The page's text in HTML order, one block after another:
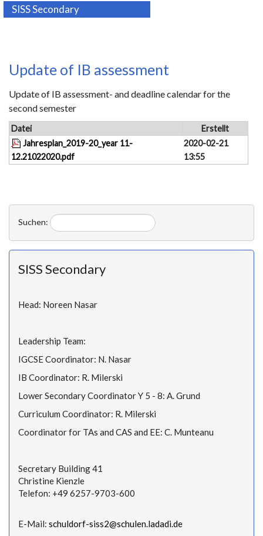
SISS Secondary
Update of IB assessment
Update of IB assessment- and deadline calendar for the
second semester
Datei
Erstellt
Jahresplan_2019-20_year 11-
12.21022020.pdf
2020-02-21
13:55
Suchen:
SISS Secondary
Head: Noreen Nasar
Leadership Team:
IGCSE Coordinator: N. Nasar
IB Coordinator: R. Milerski
Lower Secondary Coordinator Y 5 - 8: A. Grund
Curriculum Coordinator: R. Milerski
Coordinator for TAs and CAS and EE: C. Munteanu
Secretary Building 41
Christine Kienzle
Telefon: +49 6257-9703-600
E-Mail: schuldorf-siss2@schulen.ladadi.de